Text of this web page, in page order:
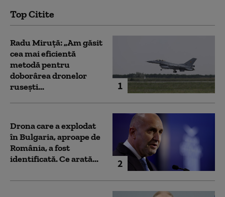
Top Citite
1
Radu Miruță: „Am găsit
cea mai eficientă
metodă pentru
doborârea dronelor
rusești...
2
Drona care a explodat
în Bulgaria, aproape de
România, a fost
identificată. Ce arată...